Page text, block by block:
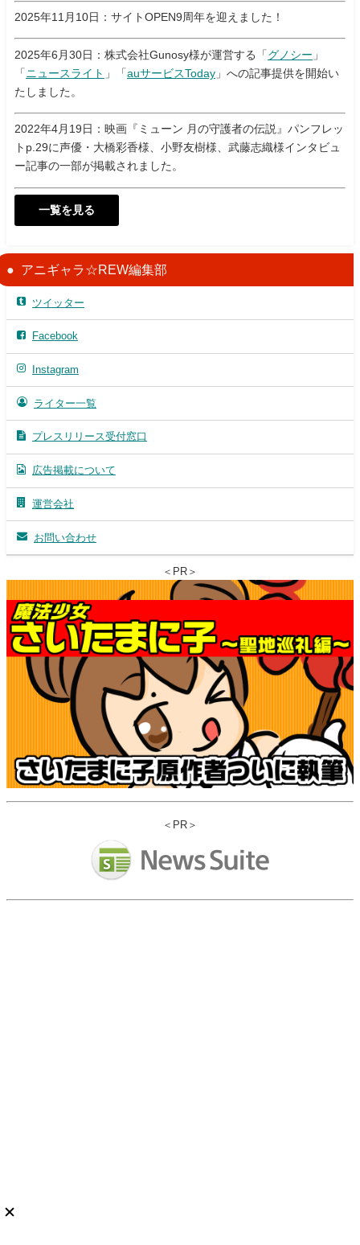
2025年11月10日：サイトOPEN9周年を迎えました！
2025年6月30日：株式会社Gunosy様が運営する「 グノシー 」
「 ニュースライト 」「auサービスToday 」への記事提供を開始い
たしました。
2022年4月19日：映画『ミューン 月の守護者の伝説』パンフレッ
トp.29に声優・大橋彩香様、小野友樹様、武藤志織様インタビュ
ー記事の一部が掲載されました。
一覧を見る
アニギャラ☆REW編集部
ツイッター
Facebook
Instagram
ライター一覧
プレスリリース受付窓口
広告掲載について
運営会社
お問い合わせ
＜PR＞
＜PR＞